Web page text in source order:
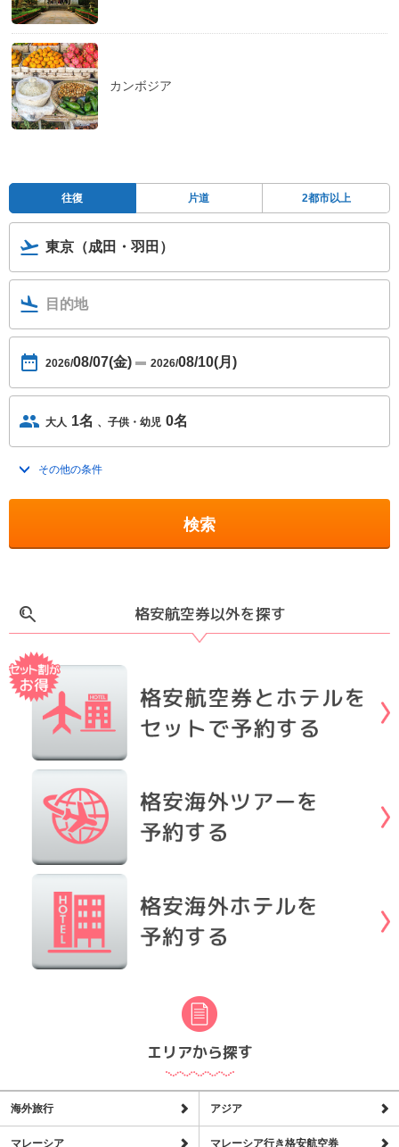
カンボジア
往復 片道 2都市以上
東京（成田・羽田）
目的地
2026/08/07(金) 2026/08/10(月)
大人 1名 子供・幼児 0名
トグルを開く
その他の条件
検索
格安航空券以外を探す
エリアから探す
海外旅行 アジア
マレーシア マレーシア行き格安航空券